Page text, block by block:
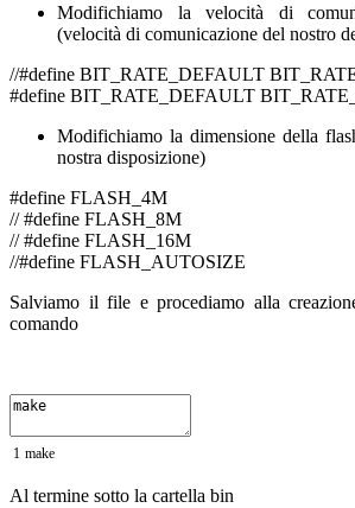
Modifichiamo la velocità di
(velocità di comunicazione del nostro
//#define BIT_RATE_DEFAULT
#define BIT_RATE_DEFAULT
Modifichiamo la dimensione della
nostra disposizione)
#define FLASH_4M
// #define FLASH_8M
// #define FLASH_16M
//#define FLASH_AUTOSIZE
Salviamo il file e procediamo alla
comando
1 make
Al termine sotto la cartella bin